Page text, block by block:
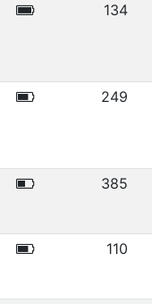
134
249
385
110